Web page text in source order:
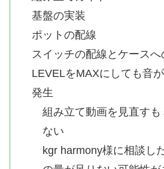
基盤の実装
ポットの配線
スイッチの配線とケース
LEVELをMAXにしても音
発生
組み立て動画を見直すも
ない
kgr harmony様に相談し